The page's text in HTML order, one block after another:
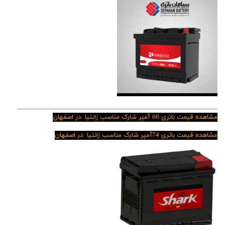
مشاهده قیمت باتری 66 آمپر شارک مناسب زانتیا در اصفهان
مشاهده قیمت باتری 74آمپر شارک مناسب زانتیا در اصفهان